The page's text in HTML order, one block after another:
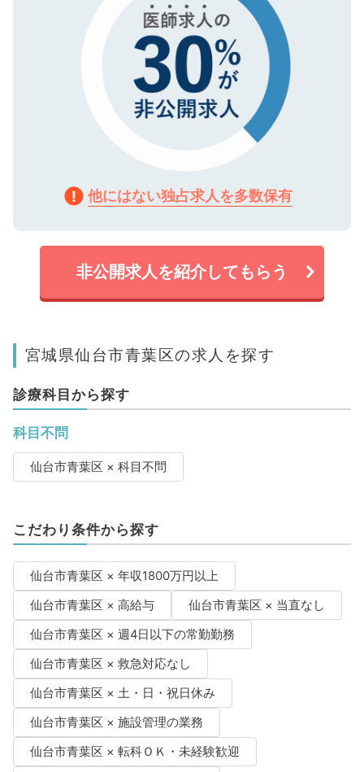
他にはない独占求人を多数保有
非公開求人を紹介してもらう
宮城県仙台市青葉区の求人を探す
診療科目から探す
科目不問
仙台市青葉区 × 科目不問
こだわり条件から探す
仙台市青葉区 × 年収1800万円以上
仙台市青葉区 × 高給与
仙台市青葉区 × 当直なし
仙台市青葉区 × 週4日以下の常勤勤務
仙台市青葉区 × 救急対応なし
仙台市青葉区 × 土・日・祝日休み
仙台市青葉区 × 施設管理の業務
仙台市青葉区 × 転科ＯＫ・未経験歓迎